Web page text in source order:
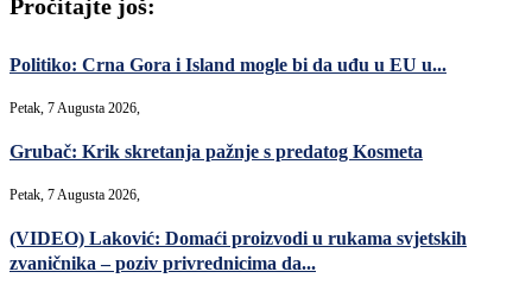
Pročitajte još:
Politiko: Crna Gora i Island mogle bi da uđu u EU u...
Petak, 7 Augusta 2026,
Grubač: Krik skretanja pažnje s predatog Kosmeta
Petak, 7 Augusta 2026,
(VIDEO) Laković: Domaći proizvodi u rukama svjetskih
zvaničnika – poziv privrednicima da...